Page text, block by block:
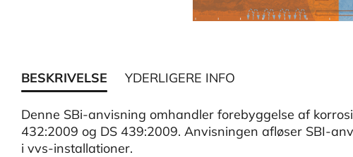
BESKRIVELSE YDERLIGERE INFO
Denne SBi-anvisning omhandler forebyggelse af
432:2009 og DS 439:2009. Anvisningen afløser SBI-
i vvs-installationer.